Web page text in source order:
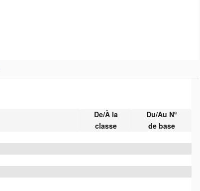
De/À la
classe
Du/Au Nº
de base